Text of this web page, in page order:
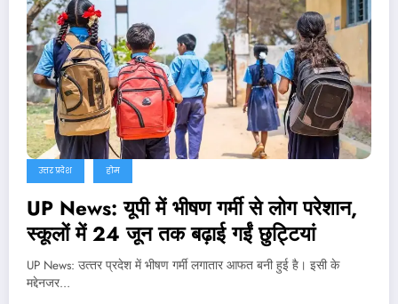
उत्तर प्रदेश होम
UP News: यूपी में भीषण गर्मी से लोग परेशान,
स्कूलों में 24 जून तक बढ़ाई गईं छुट्टियां
UP News: उत्‍तर प्रदेश में भीषण गर्मी लगातार आफत बनी हुई है। इसी के
मद्देनजर…